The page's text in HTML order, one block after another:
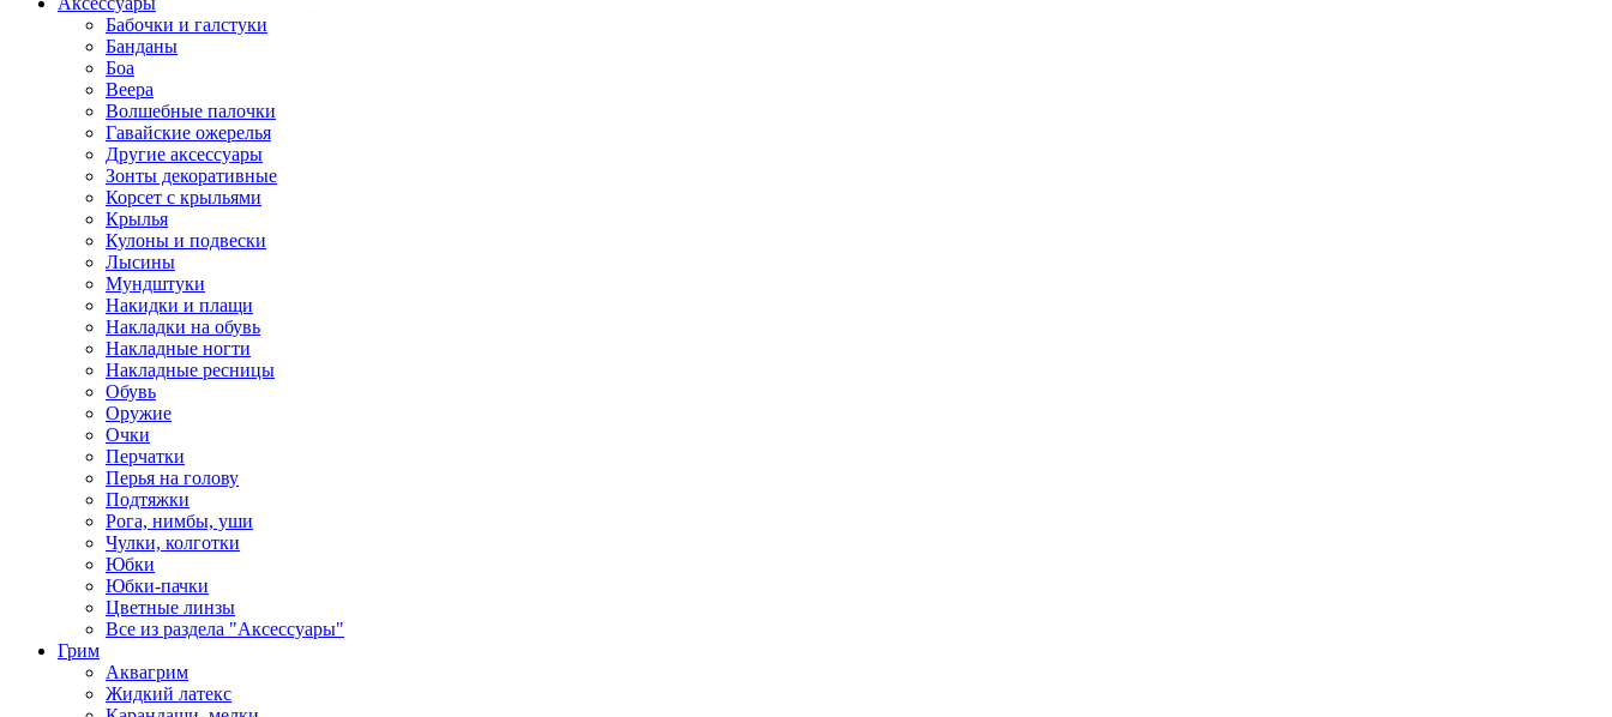
Бабочки и галстуки
Банданы
Боа
Веера
Волшебные палочки
Гавайские ожерелья
Другие аксессуары
Зонты декоративные
Корсет с крыльями
Крылья
Кулоны и подвески
Лысины
Мундштуки
Накидки и плащи
Накладки на обувь
Накладные ногти
Накладные ресницы
Обувь
Оружие
Очки
Перчатки
Перья на голову
Подтяжки
Рога, нимбы, уши
Чулки, колготки
Юбки
Юбки-пачки
Цветные линзы
Все из раздела "Аксессуары"
Грим
Аквагрим
Жидкий латекс